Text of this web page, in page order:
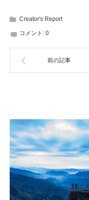
Creator's Report
コメント: 0
前の記事